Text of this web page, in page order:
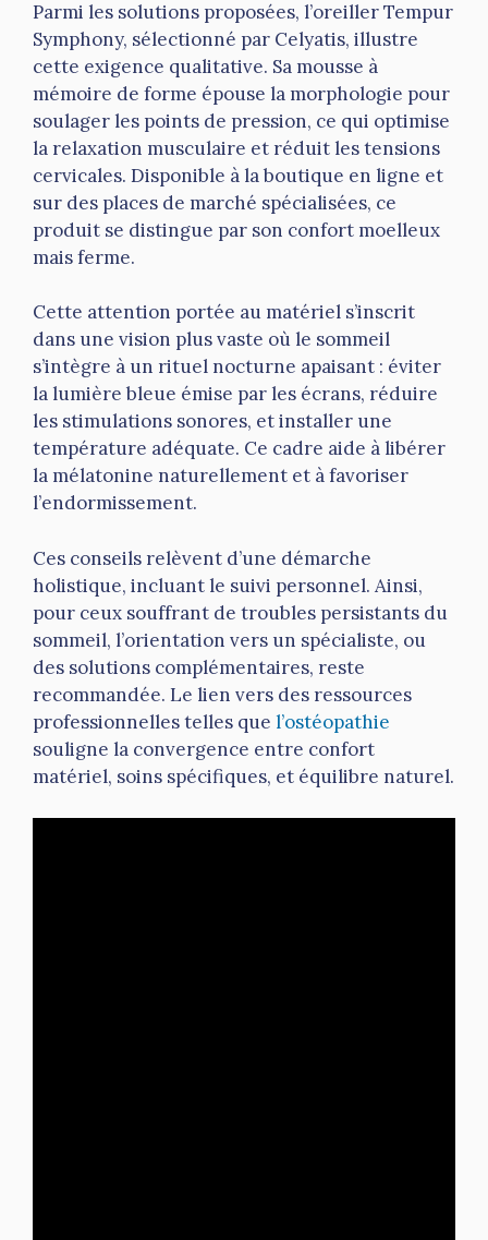
Parmi les solutions proposées, l’oreiller Tempur
Symphony, sélectionné par Celyatis, illustre
cette exigence qualitative. Sa mousse à
mémoire de forme épouse la morphologie pour
soulager les points de pression, ce qui optimise
la relaxation musculaire et réduit les tensions
cervicales. Disponible à la boutique en ligne et
sur des places de marché spécialisées, ce
produit se distingue par son confort moelleux
mais ferme.
Cette attention portée au matériel s’inscrit
dans une vision plus vaste où le sommeil
s’intègre à un rituel nocturne apaisant : éviter
la lumière bleue émise par les écrans, réduire
les stimulations sonores, et installer une
température adéquate. Ce cadre aide à libérer
la mélatonine naturellement et à favoriser
l’endormissement.
Ces conseils relèvent d’une démarche
holistique, incluant le suivi personnel. Ainsi,
pour ceux souffrant de troubles persistants du
sommeil, l’orientation vers un spécialiste, ou
des solutions complémentaires, reste
recommandée. Le lien vers des ressources
professionnelles telles que l’ostéopathie
souligne la convergence entre confort
matériel, soins spécifiques, et équilibre naturel.